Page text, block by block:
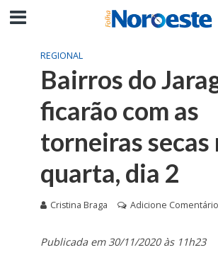
REGIONAL
Bairros do
ficarão com as
torneiras secas
quarta, dia 2
Cristina Braga Adicione Comentário
Publicada em 30/11/2020 às 11h23